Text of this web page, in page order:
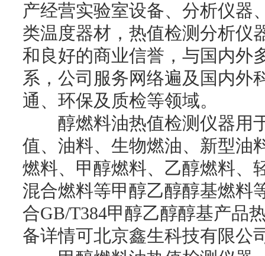
产经营实验室设备、分析仪器
类温度器材，热值检测分析仪
和良好的商业信誉，与国内外
系，公司服务网络遍及国内外
通、环保及质检等领域。
醇燃料油热值检测仪器用
值、油料、生物燃油、新型油
燃料、甲醇燃料、乙醇燃料、
混合燃料等甲醇乙醇醇基燃料
合GB/T384甲醇乙醇醇基产品
备详情可北京鑫生科技有限公